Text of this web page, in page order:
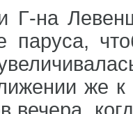
Г-на
паруса,
же